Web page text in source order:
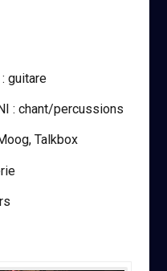
guitare
: chant/percussions
Talkbox